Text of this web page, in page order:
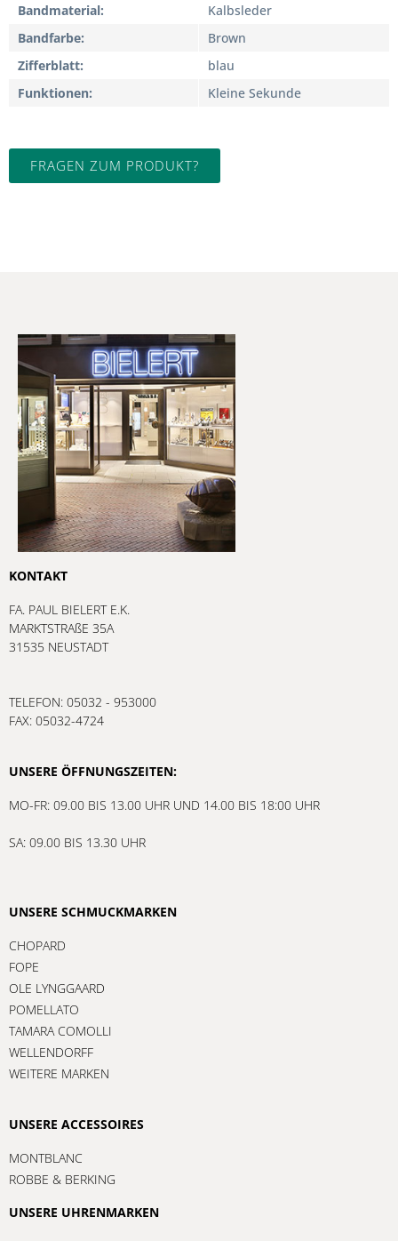
Bandmaterial
Kalbsleder
Bandfarbe
Brown
Zifferblatt
blau
Funktionen
Kleine Sekunde
FRAGEN ZUM PRODUKT?
KONTAKT
FA. PAUL BIELERT E.K.
MARKTSTRAßE 35A
31535 NEUSTADT
TELEFON: 05032 - 953000
FAX: 05032-4724
UNSERE ÖFFNUNGSZEITEN:
MO-FR: 09.00 BIS 13.00 UHR UND 14.00 BIS 18:00 UHR
SA: 09.00 BIS 13.30 UHR
UNSERE SCHMUCKMARKEN
CHOPARD
FOPE
OLE LYNGGAARD
POMELLATO
TAMARA COMOLLI
WELLENDORFF
WEITERE MARKEN
UNSERE ACCESSOIRES
MONTBLANC
ROBBE & BERKING
UNSERE UHRENMARKEN